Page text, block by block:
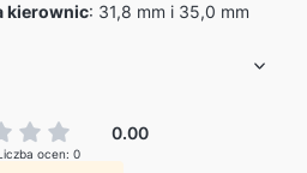
kierownic: 31,8 mm i 35,0 mm
0.00
ocen: 0